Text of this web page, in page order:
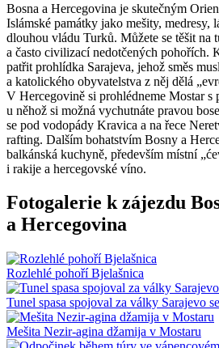
Bosna a Hercegovina je skutečným
Islámské památky jako mešity, medresy,
dlouhou vládu Turků. Můžete se těšit na
a často civilizací nedotčených pohořích.
patřit prohlídka Sarajeva, jehož směs
a katolického obyvatelstva z něj dělá
V Hercegovině si prohlédneme Mostar s
u něhož si možná vychutnáte pravou
se pod vodopády Kravica a na řece
rafting. Dalším bohatstvím Bosny a
balkánská kuchyně, především místní
i rakije a hercegovské víno.
Fotogalerie k zájezdu
a Hercegovina
Rozlehlé pohoří Bjelašnica
Tunel spasa spojoval za války Sarajevo
Mešita Nezir-agina džamija v Mostaru